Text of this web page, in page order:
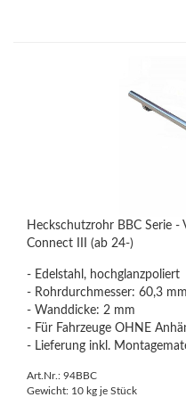
Heckschutzrohr BBC Serie -
Connect III (ab 24-)
- Edelstahl, hochglanzpoliert
- Rohrdurchmesser: 60,3 mm
- Wanddicke: 2 mm
- Für Fahrzeuge OHNE
- Lieferung inkl.
Art.Nr.: 94BBC
Gewicht: 10 kg je Stück